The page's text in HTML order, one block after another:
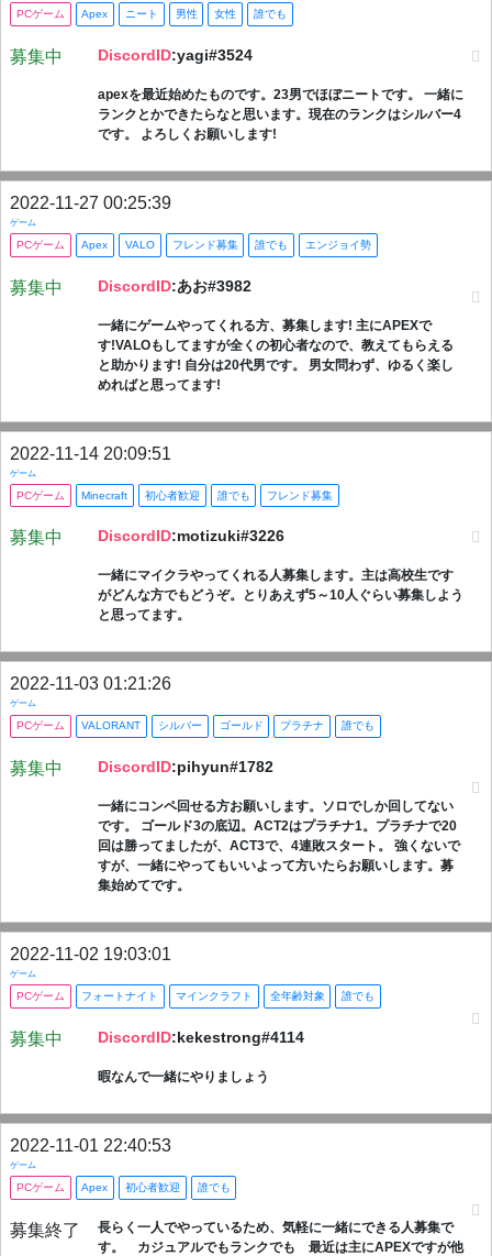
PCゲーム Apex ニート 男性 女性 誰でも
募集中 DiscordID:yagi#3524
apexを最近始めたものです。23男でほぼニートです。 一緒に
ランクとかできたらなと思います。現在のランクはシルバー4
です。 よろしくお願いします!
2022-11-27 00:25:39
ゲーム
PCゲーム Apex VALO フレンド募集 誰でも エンジョイ勢
募集中 DiscordID:あお#3982
一緒にゲームやってくれる方、募集します! 主にAPEXで
す!VALOもしてますが全くの初心者なので、教えてもらえる
と助かります! 自分は20代男です。 男女問わず、ゆるく楽し
めればと思ってます!
2022-11-14 20:09:51
ゲーム
PCゲーム Minecraft 初心者歓迎 誰でも フレンド募集
募集中 DiscordID:motizuki#3226
一緒にマイクラやってくれる人募集します。主は高校生です
がどんな方でもどうぞ。とりあえず5～10人ぐらい募集しよう
と思ってます。
2022-11-03 01:21:26
ゲーム
PCゲーム VALORANT シルバー ゴールド プラチナ 誰でも
募集中 DiscordID:pihyun#1782
一緒にコンペ回せる方お願いします。ソロでしか回してない
です。 ゴールド3の底辺。ACT2はプラチナ1。プラチナで20
回は勝ってましたが、ACT3で、4連敗スタート。 強くないで
すが、一緒にやってもいいよって方いたらお願いします。募
集始めてです。
2022-11-02 19:03:01
ゲーム
PCゲーム フォートナイト マインクラフト 全年齢対象 誰でも
募集中 DiscordID:kekestrong#4114
暇なんで一緒にやりましょう
2022-11-01 22:40:53
ゲーム
PCゲーム Apex 初心者歓迎 誰でも
募集終了
長らく一人でやっているため、気軽に一緒にできる人募集で
す。 カジュアルでもランクでも 最近は主にAPEXですが他